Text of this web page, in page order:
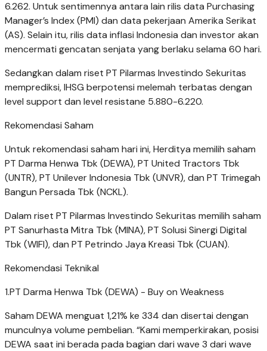
6.262. Untuk sentimennya antara lain rilis data Purchasing
Manager’s Index (PMI) dan data pekerjaan Amerika Serikat
(AS). Selain itu, rilis data inflasi Indonesia dan investor akan
mencermati gencatan senjata yang berlaku selama 60 hari.
Sedangkan dalam riset PT Pilarmas Investindo Sekuritas
memprediksi, IHSG berpotensi melemah terbatas dengan
level support dan level resistane 5.880-6.220.
Rekomendasi Saham
Untuk rekomendasi saham hari ini, Herditya memilih saham
PT Darma Henwa Tbk (DEWA), PT United Tractors Tbk
(UNTR), PT Unilever Indonesia Tbk (UNVR), dan PT Trimegah
Bangun Persada Tbk (NCKL).
Dalam riset PT Pilarmas Investindo Sekuritas memilih saham
PT Sanurhasta Mitra Tbk (MINA), PT Solusi Sinergi Digital
Tbk (WIFI), dan PT Petrindo Jaya Kreasi Tbk (CUAN).
Rekomendasi Teknikal
1.PT Darma Henwa Tbk (DEWA) - Buy on Weakness
Saham DEWA menguat 1,21% ke 334 dan disertai dengan
munculnya volume pembelian. “Kami memperkirakan, posisi
DEWA saat ini berada pada bagian dari wave 3 dari wave